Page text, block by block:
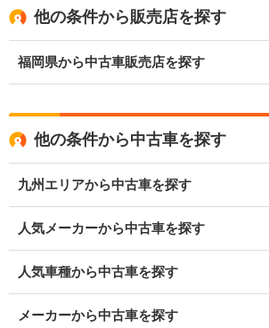
他の条件から販売店を探す
福岡県から中古車販売店を探す
他の条件から中古車を探す
九州エリアから中古車を探す
人気メーカーから中古車を探す
人気車種から中古車を探す
メーカーから中古車を探す